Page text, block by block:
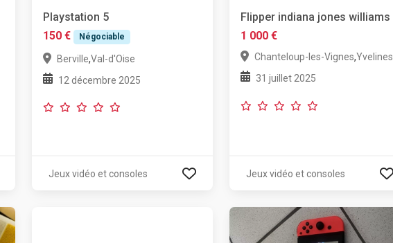
Playstation 5
150 €
Négociable
Berville,Val-d'Oise
12 décembre 2025
Jeux vidéo et consoles
Flipper indiana jones williams
1 000 €
Chanteloup-les-Vignes,Yvelines
31 juillet 2025
Jeux vidéo et consoles